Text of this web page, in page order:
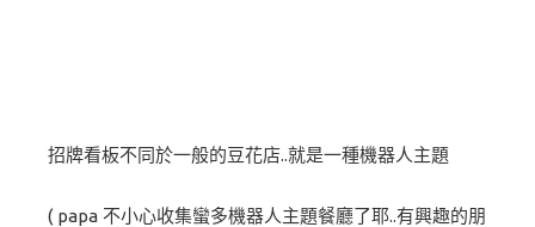
招牌看板不同於一般的豆花店..就是一種機器人主題
( papa 不小心收集蠻多機器人主題餐廳了耶..有興趣的朋